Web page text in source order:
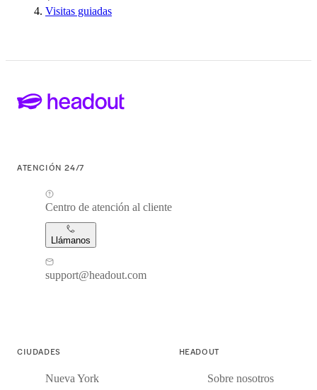
Visitas guiadas
ATENCIÓN 24/7
Centro de atención al cliente
Llámanos
support@headout.com
CIUDADES
Nueva York
HEADOUT
Sobre nosotros